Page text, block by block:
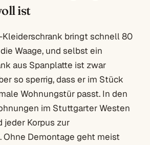
ist
Kleiderschrank bringt schnell 80
Waage, und selbst ein
aus Spanplatte ist zwar
so sperrig, dass er im Stück
Wohnungstür passt. In den
im Stuttgarter Westen
jeder Korpus zur
Ohne Demontage geht meist